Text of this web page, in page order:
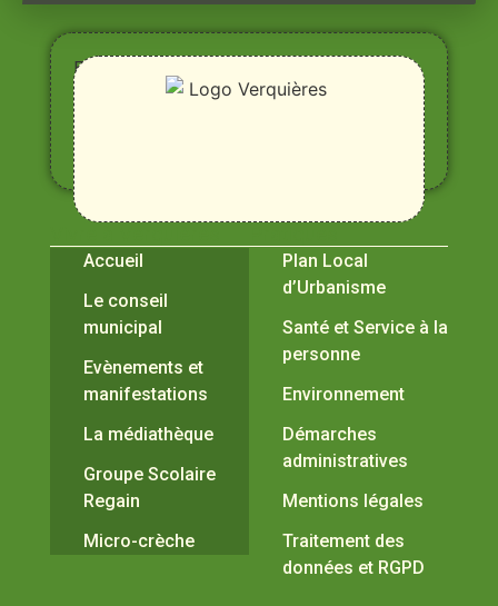
Entre
Rhône,
Alpilles
et
Durance
Accueil
Le conseil
municipal
Evènements et
manifestations
La médiathèque
Groupe Scolaire
Regain
Micro-crèche
Plan Local
d’Urbanisme
Santé et Service à la
personne
Environnement
Démarches
administratives
Mentions légales
Traitement des
données et RGPD